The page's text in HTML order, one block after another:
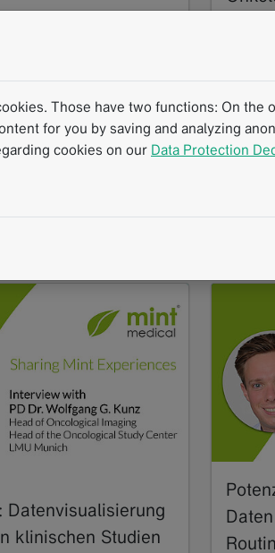
von der Sapienza
Im…
Read
Datenvisualisierung
klinischen Studien
Those have two functions: On
for you by saving and analyzing
cookies on our Data Protection